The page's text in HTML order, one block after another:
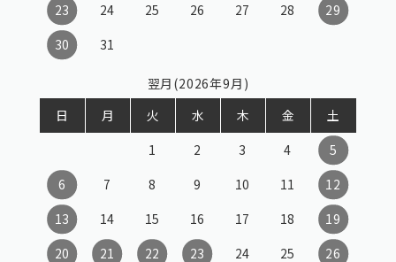
23
24 25 26 27 28
29
30
31
翌月(2026年9月)
日
月 火 水 木 金
土
1
2 3 4
5
6
7 8 9 10 11
12
13
14 15 16 17 18
19
20
21 22 23 24 25
26